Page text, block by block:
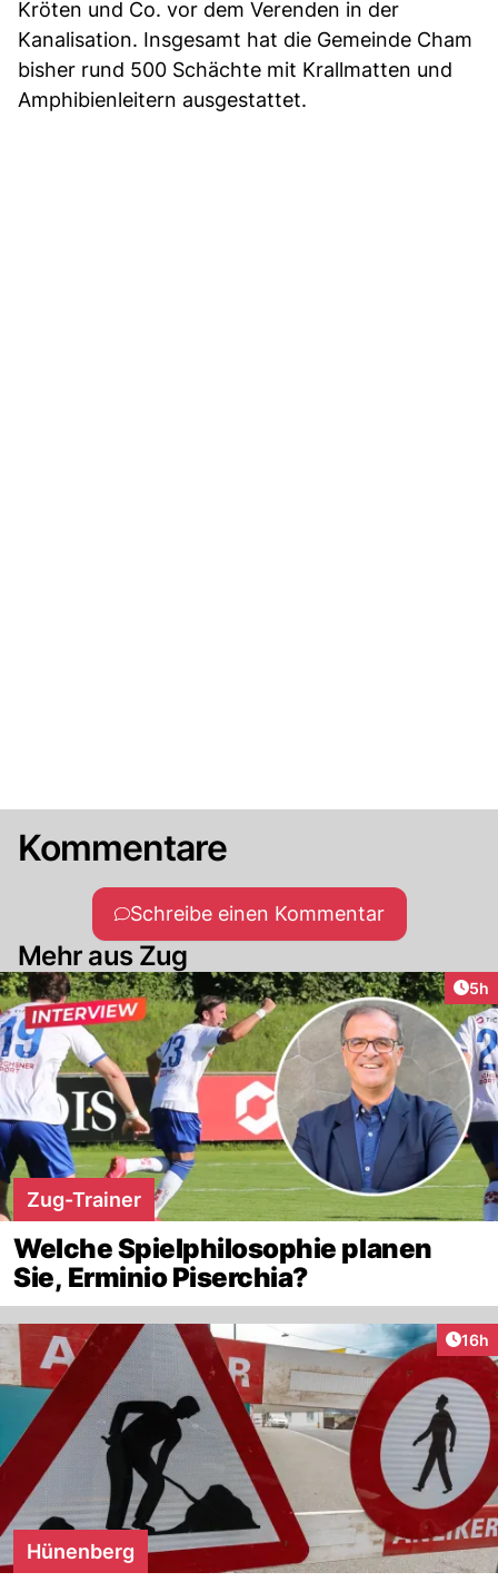
Kröten und Co. vor dem Verenden in der
Kanalisation. Insgesamt hat die Gemeinde Cham
bisher rund 500 Schächte mit Krallmatten und
Amphibienleitern ausgestattet.
Kommentare
Schreibe einen Kommentar
Mehr aus Zug
5h
Zug-Trainer
Welche Spielphilosophie planen
Sie, Erminio Piserchia?
16h
Hünenberg